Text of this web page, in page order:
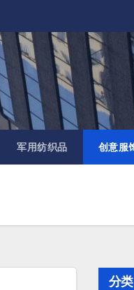
军用纺织品 创意服
分类